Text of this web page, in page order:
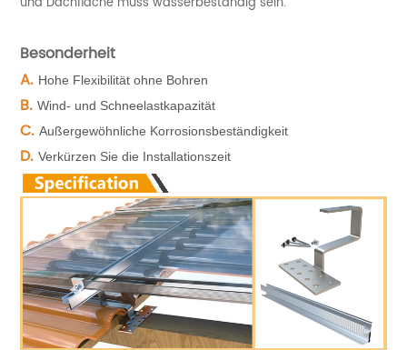
Besonderheit
A. Hohe Flexibilität ohne Bohren
B.Wind- und Schneelastkapazität
C. Außergewöhnliche Korrosionsbeständigkeit
D. Verkürzen Sie die Installationszeit